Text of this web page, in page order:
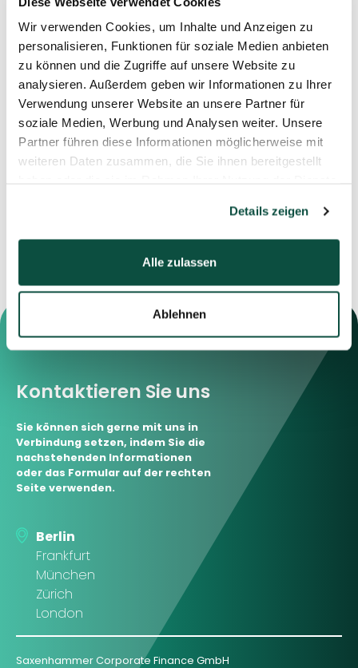
Wir verwenden Cookies, um Inhalte und Anzeigen zu
personalisieren, Funktionen für soziale Medien anbieten
zu können und die Zugriffe auf unsere Website zu
analysieren. Außerdem geben wir Informationen zu Ihrer
Verwendung unserer Website an unsere Partner für
soziale Medien, Werbung und Analysen weiter. Unsere
Partner führen diese Informationen möglicherweise mit
weiteren Daten zusammen, die Sie ihnen bereitgestellt
Details zeigen
Alle zulassen
Ablehnen
29.04.2026 03.04.2026
Kontaktieren Sie uns
Sie können sich gerne mit uns in
Verbindung setzen, indem Sie die
nachstehenden Informationen
oder das Formular auf der rechten
Seite verwenden.
Berlin
Frankfurt
München
Zürich
London
Saxenhammer Corporate Finance GmbH